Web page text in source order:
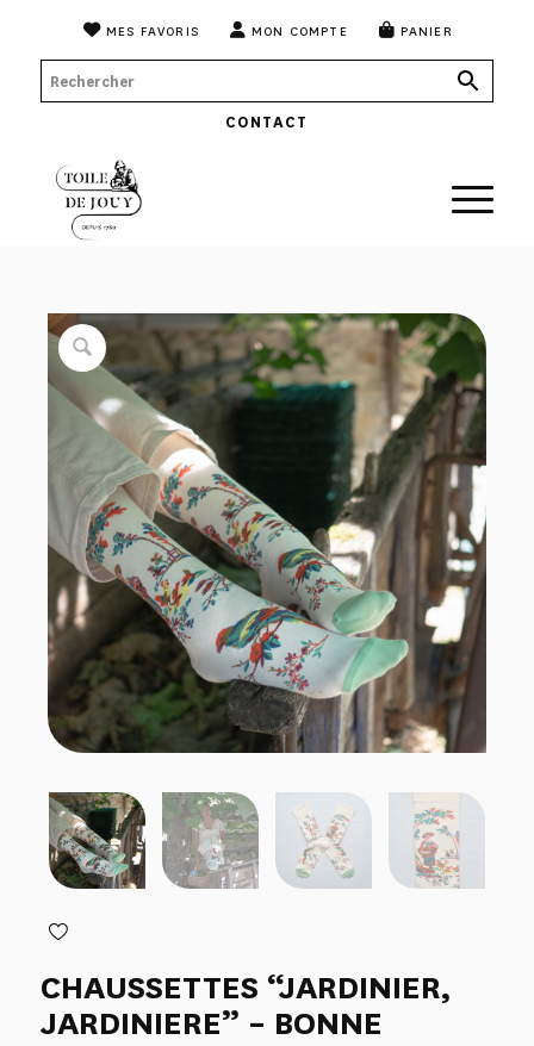
MES FAVORIS MON COMPTE PANIER
CONTACT
CHAUSSETTES “JARDINIER,
JARDINIERE” – BONNE